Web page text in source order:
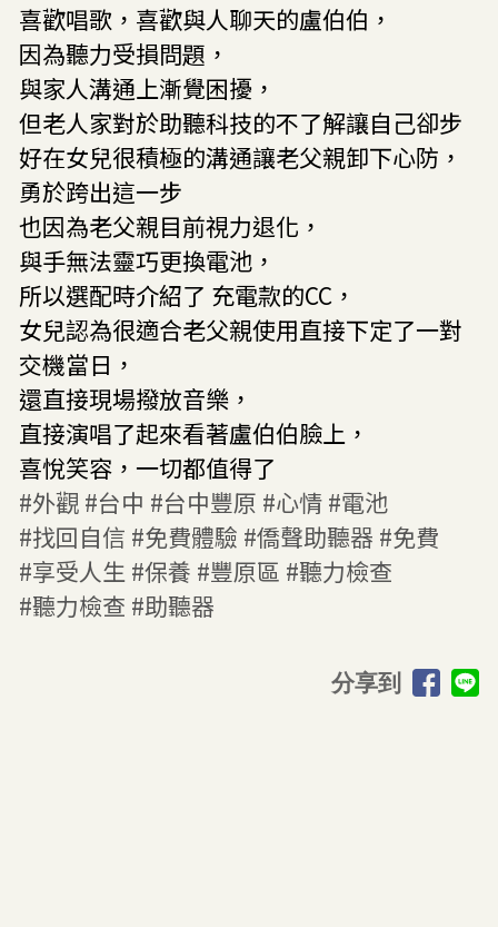
分享到
喜歡唱歌，喜歡與人聊天的盧伯伯，
因為聽力受損問題，
與家人溝通上漸覺困擾，
但老人家對於助聽科技的不了解讓自己卻步
好在女兒很積極的溝通讓老父親卸下心防，
勇於跨出這一步
也因為老父親目前視力退化，
與手無法靈巧更換電池，
所以選配時介紹了 充電款的CC，
女兒認為很適合老父親使用直接下定了一對
交機當日，
還直接現場撥放音樂，
直接演唱了起來看著盧伯伯臉上，
喜悅笑容，一切都值得了
#外觀 #台中 #台中豐原 #心情 #電池
#找回自信 #免費體驗 #僑聲助聽器 #免費
#享受人生 #保養 #豐原區 #聽力檢查
#聽力檢查 #助聽器